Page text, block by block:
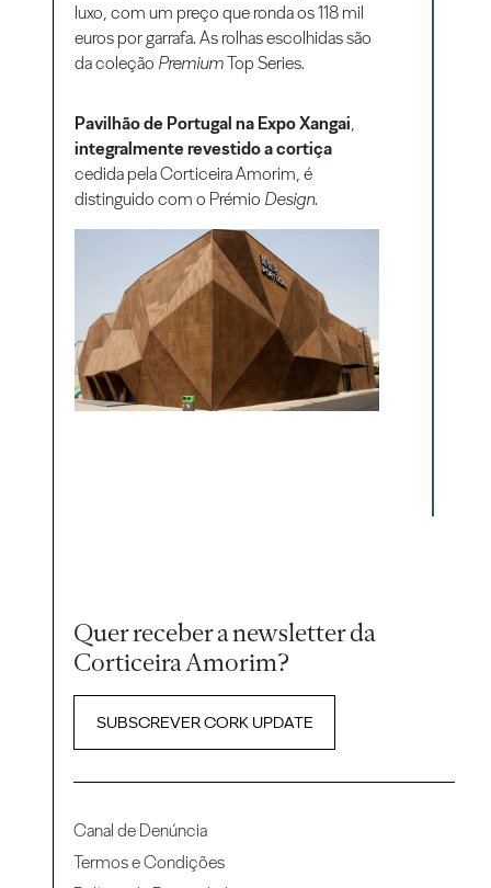
luxo, com um preço que ronda os 118 mil
euros por garrafa. As rolhas escolhidas são
da coleção PremiumTop Series.
Pavilhão de Portugal na Expo Xangai
integralmente revestido a cortiça
cedida pela Corticeira Amorim, é
distinguido com o Prémio Design.
Quer receber a newsletter da
Corticeira Amorim?
SUBSCREVER CORK UPDATE
Canal de Denúncia
Termos e Condições